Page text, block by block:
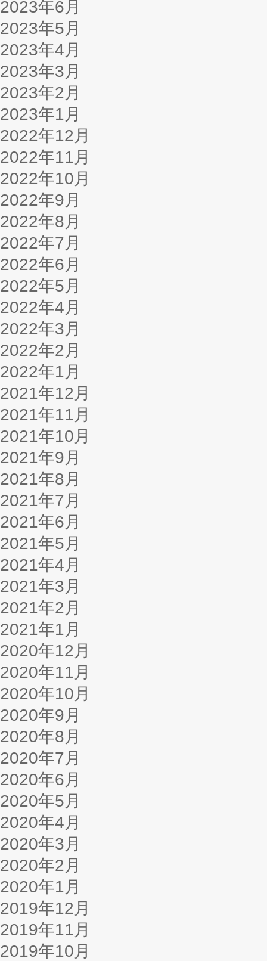
2023年6月
2023年5月
2023年4月
2023年3月
2023年2月
2023年1月
2022年12月
2022年11月
2022年10月
2022年9月
2022年8月
2022年7月
2022年6月
2022年5月
2022年4月
2022年3月
2022年2月
2022年1月
2021年12月
2021年11月
2021年10月
2021年9月
2021年8月
2021年7月
2021年6月
2021年5月
2021年4月
2021年3月
2021年2月
2021年1月
2020年12月
2020年11月
2020年10月
2020年9月
2020年8月
2020年7月
2020年6月
2020年5月
2020年4月
2020年3月
2020年2月
2020年1月
2019年12月
2019年11月
2019年10月